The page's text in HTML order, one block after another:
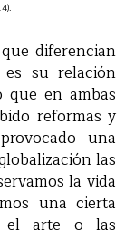
diferencian
su relación
en ambas
reformas y
una
las
la vida
una cierta